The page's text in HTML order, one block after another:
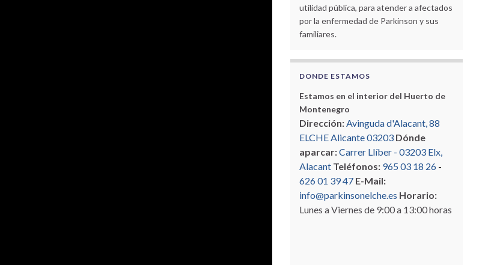
utilidad pública, para atender a afectados
por la enfermedad de Parkinson y sus
familiares.
DONDE ESTAMOS
Estamos en el interior del Huerto de
Montenegro
Dirección:Avinguda d'Alacant, 88
ELCHE Alicante 03203 Dónde
aparcar:Carrer Llíber - 03203 Elx,
Alacant Teléfonos: 965 03 18 26-
626 01 39 47 E-Mail:
info@parkinsonelche.es Horario:
Lunes a Viernes de 9:00 a 13:00 horas